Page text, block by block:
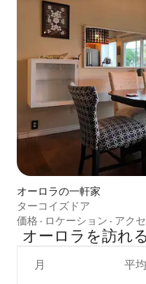
オーロラの一軒家
ターコイズドア
価格 · ロケーション · アク
オーロラを訪⁠れ⁠
月 平